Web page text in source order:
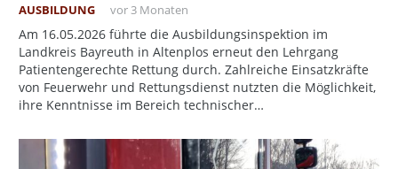
AUSBILDUNG vor 3 Monaten
Am 16.05.2026 führte die Ausbildungsinspektion im
Landkreis Bayreuth in Altenplos erneut den Lehrgang
Patientengerechte Rettung durch. Zahlreiche Einsatzkräfte
von Feuerwehr und Rettungsdienst nutzten die Möglichkeit,
ihre Kenntnisse im Bereich technischer…